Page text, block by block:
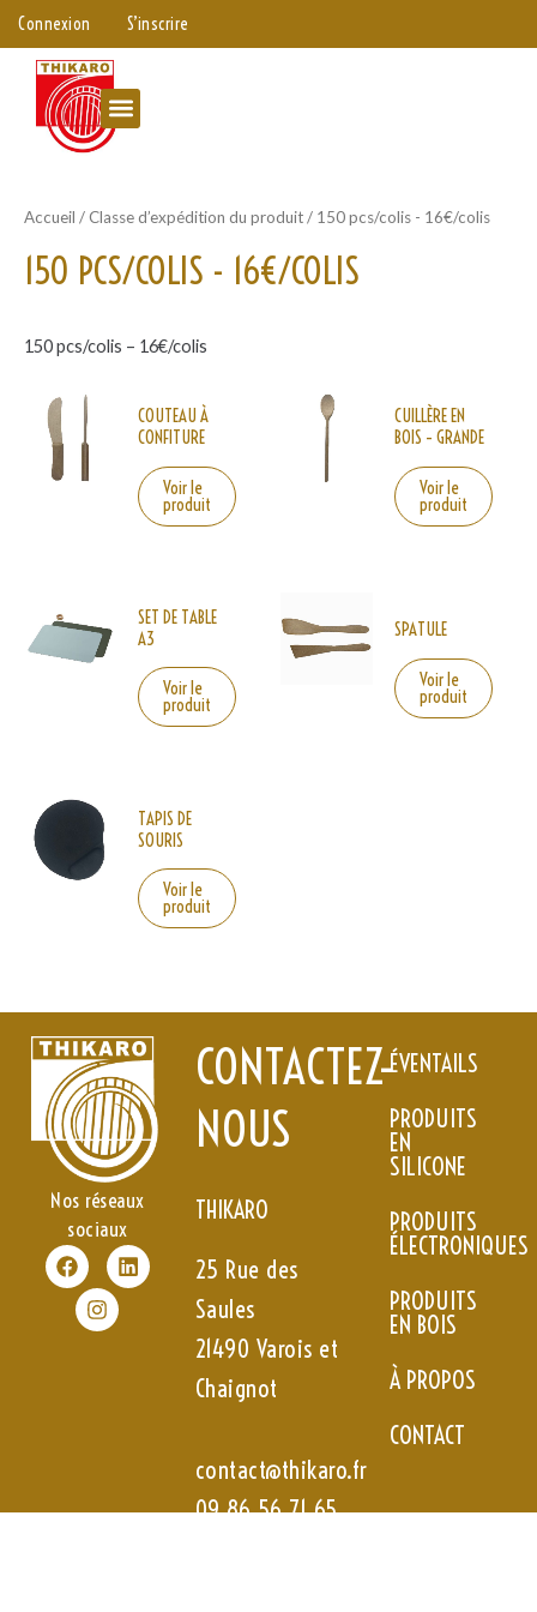
Aller
contenu
Connexion S’inscrire
Menu
Accueil / Classe d’expédition du produit / 150 pcs/colis - 16€/colis
150 PCS/COLIS - 16€/COLIS
150 pcs/colis – 16€/colis
COUTEAU À
CONFITURE
Voir le
produit
CUILLÈRE EN
BOIS – GRANDE
Voir le
produit
SET DE TABLE
A3
Voir le
produit
SPATULE
Voir le
produit
TAPIS DE
SOURIS
Voir le
produit
ÉVENTAILS
PRODUITS
EN
SILICONE
PRODUITS
ÉLECTRONIQUES
PRODUITS
EN BOIS
À PROPOS
CONTACT
Nos réseaux
sociaux
F
a
c
e
L
i
n
s
t
CONTACTEZ-
NOUS
THIKARO
25 Rue des
Saules
21490 Varois et
Chaignot
contact@thikaro.fr
09 86 56 71 65